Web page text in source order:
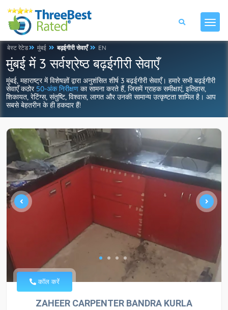
बेस्ट रेटेड मुंबई बढ़ईगीरी सेवाएँ EN
मुंबई में 3 सर्वश्रेष्ठ बढ़ईगीरी सेवाएँ
मुंबई, महाराष्ट्र में विशेषज्ञों द्वारा अनुशंसित शीर्ष 3 बढ़ईगीरी सेवाएँ। हमारे सभी बढ़ईगीरी
सेवाएँ कठोर 50-अंक निरीक्षण का सामना करते हैं, जिसमें ग्राहक समीक्षाएं, इतिहास,
शिकायत, रेटिंग्स, संतुष्टि, विश्वास, लागत और उनकी सामान्य उत्कृष्टता शामिल है। आप
सबसे बेहतरीन के ही हकदार हैं!
कॉल करें
ZAHEER CARPENTER BANDRA KURLA